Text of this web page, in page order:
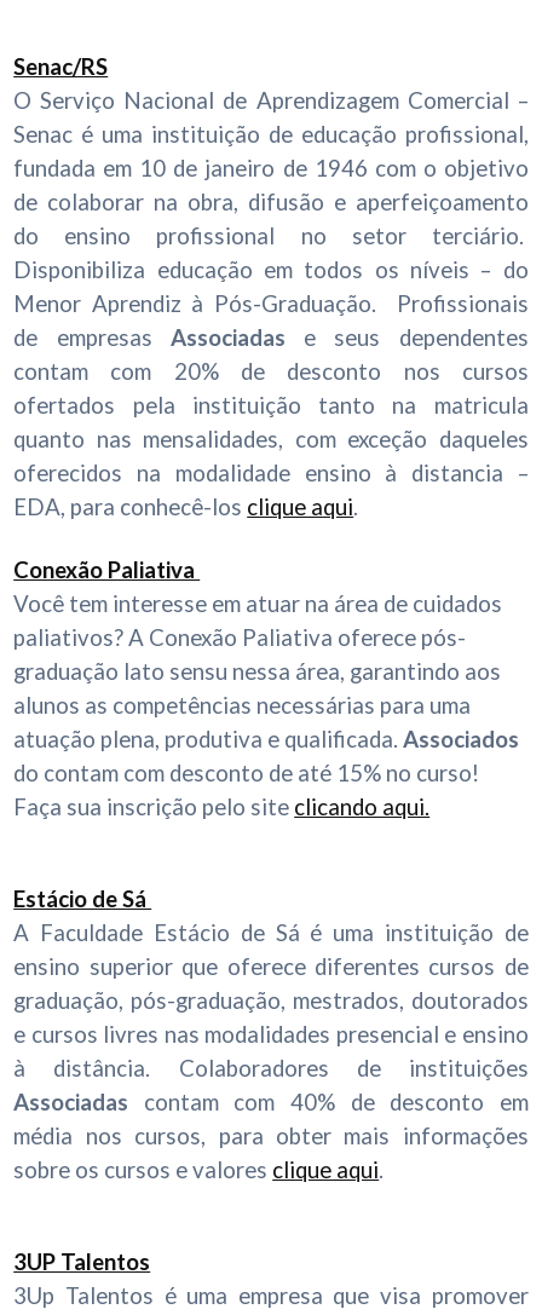
Senac/RS
O Serviço Nacional de Aprendizagem Comercial –
Senac é uma instituição de educação profissional,
fundada em 10 de janeiro de 1946 com o objetivo
de colaborar na obra, difusão e aperfeiçoamento
do ensino profissional no setor terciário.
Disponibiliza educação em todos os níveis – do
Menor Aprendiz à Pós-Graduação. Profissionais
de empresas Associadas e seus dependentes
contam com 20% de desconto nos cursos
ofertados pela instituição tanto na matricula
quanto nas mensalidades, com exceção daqueles
oferecidos na modalidade ensino à distancia –
EDA, para conhecê-los clique aqui.
Conexão Paliativa
Você tem interesse em atuar na área de cuidados
paliativos? A Conexão Paliativa oferece pós-
graduação lato sensu nessa área, garantindo aos
alunos as competências necessárias para uma
atuação plena, produtiva e qualificada.Associados
do contam com desconto de até 15% no curso!
Faça sua inscrição pelo site clicando aqui.
Estácio de Sá
A Faculdade Estácio de Sá é uma instituição de
ensino superior que oferece diferentes cursos de
graduação, pós-graduação, mestrados, doutorados
e cursos livres nas modalidades presencial e ensino
à distância. Colaboradores de instituições
Associadas contam com 40% de desconto em
média nos cursos, para obter mais informações
sobre os cursos e valores clique aqui.
3UP Talentos
3Up Talentos é uma empresa que visa promover